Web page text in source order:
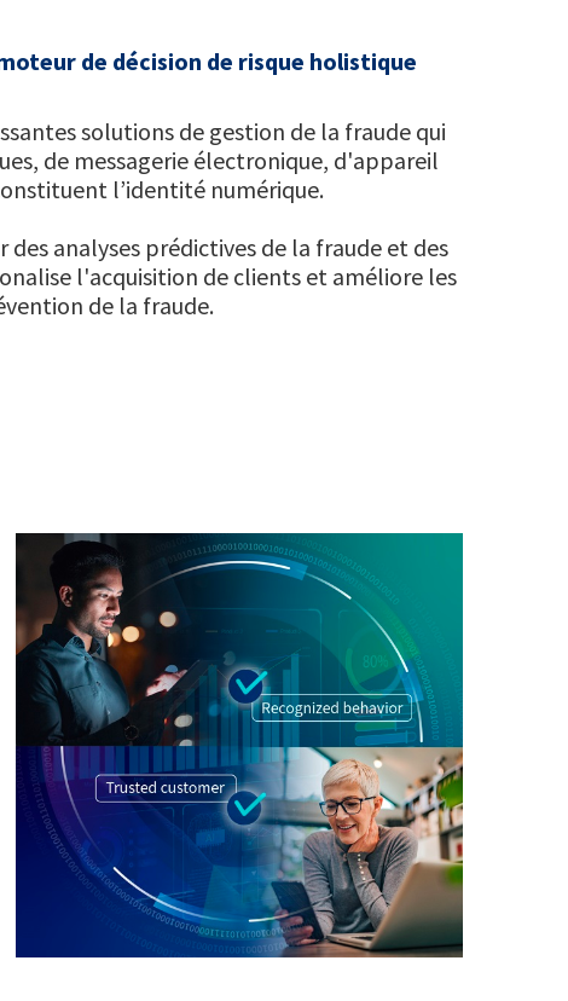
de décision de risque holistique
solutions de gestion de la fraude qui
de messagerie électronique, d'appareil
l’identité numérique.
des analyses prédictives de la fraude et des
l'acquisition de clients et améliore les
de la fraude.